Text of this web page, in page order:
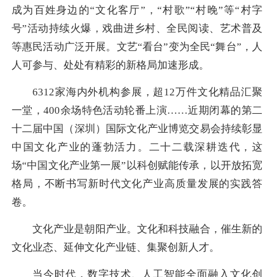
成为百姓身边的“文化客厅”，“村歌”“村晚”等“村字
号”活动持续火爆，戏曲进乡村、全民阅读、艺术普及
等惠民活动广泛开展。文艺“看台”变为全民“舞台”，人
人可参与、处处有精彩的新格局加速形成。
6312家海内外机构参展，超12万件文化精品汇聚
一堂，400余场特色活动轮番上演……近期闭幕的第二
十二届中国（深圳）国际文化产业博览交易会持续彰显
中国文化产业的蓬勃活力。二十二载深耕迭代，这
场“中国文化产业第一展”以科创赋能传承，以开放拓宽
格局，不断书写新时代文化产业高质量发展的实践答
卷。
文化产业是朝阳产业。文化和科技融合，催生新的
文化业态、延伸文化产业链、集聚创新人才。
当今时代，数字技术、人工智能全面融入文化创